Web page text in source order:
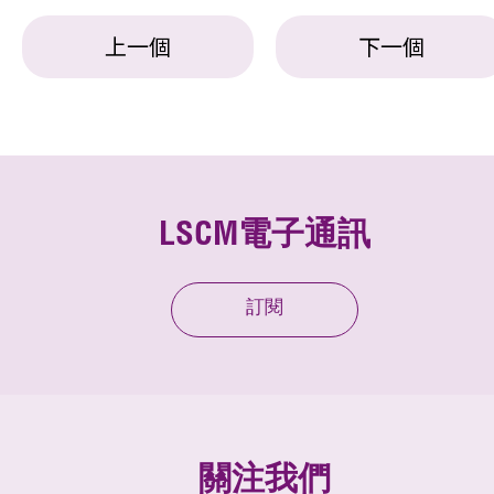
上一個 下一個
LSCM電子通訊
訂閱
關注我們